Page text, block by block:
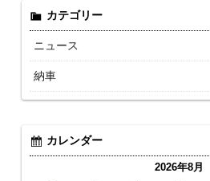
カテゴリー
ニュース
納車
カレンダー
2026年8月